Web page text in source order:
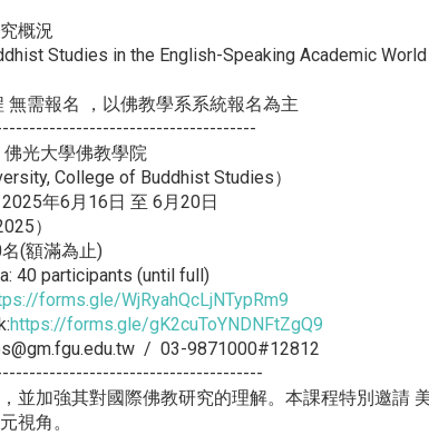
概況
Studies in the English-Speaking Academic World
無需報名 ，以佛教學系系統報名為主
佛光大學佛教學院
College of Buddhist Studies）
年6月16日 至 6月20日
）
(額滿為止)
40 participants (until full)
forms.gle/WjRyahQcLjNTypRm9
https://forms.gle/gK2cuToYNDNFtZgQ9
/ 03-9871000#12812
並加強其對國際佛教研究的理解。本課程特別邀請
視角。